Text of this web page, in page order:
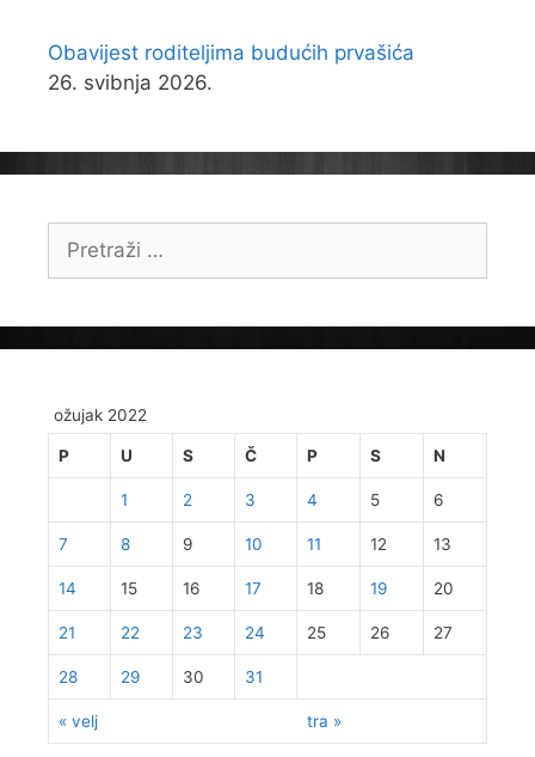
Obavijest roditeljima budućih prvašića
26. svibnja 2026.
ožujak 2022
P U S Č P S N
« velj tra »
1 2 3 4 5 6
7 8 9 10 11 12 13
14 15 16 17 18 19 20
21 22 23 24 25 26 27
28 29 30 31